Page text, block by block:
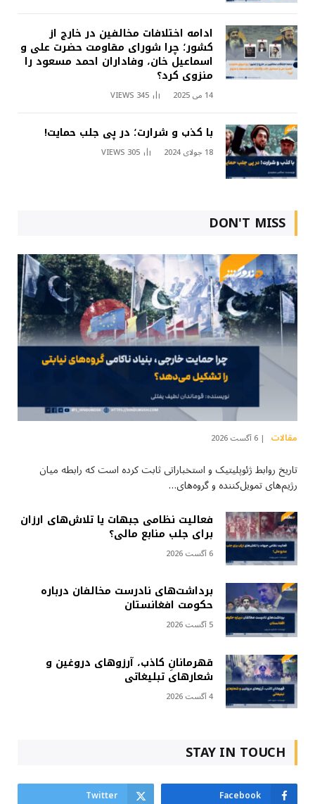
ادامه اختلافات مخالفین در خارج از
کشور؛ چرا شورای مقاومت حضرت علی و
اسماعیل خان، وفاداران احمد مسعود را
منزوی کرد؟
14 می 2025 345
VIEWS
با کذب و شرارت؛ در پی جلب حمایت!
18 جولای 2024 305
VIEWS
DON'T MISS
مقالات 6 آگست 2026
تاریخ روابط ژئوپلیتیک و استخباراتی ثابت کرده است که رابطه میان
رژیم‌های تمویل‌کننده و گروه‌های…
فعالیت نظامی جبهات یا تلاش‌های ارزان
برای جلب منابع مالی؟
6 آگست 2026
برداشت‌های نادرست مخالفان درباره
حکومت افغانستان
5 آگست 2026
قهرمانانِ کاذب، آرزوهای دروغین و
شعارهای تبلیغاتی
4 آگست 2026
STAY IN TOUCH
Facebook
Twitter